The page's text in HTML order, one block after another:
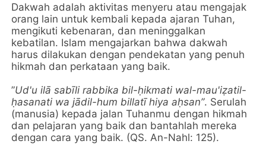
Dakwah adalah aktivitas menyeru atau mengajak
orang lain untuk kembali kepada ajaran Tuhan,
mengikuti kebenaran, dan meninggalkan
kebatilan. Islam mengajarkan bahwa dakwah
harus dilakukan dengan pendekatan yang penuh
hikmah dan perkataan yang baik.
”Ud'u ilā sabīli rabbika bil-ḥikmati wal-mau'iẓatil-
ḥasanati wa jādil-hum billatī hiya aḥsan”. Serulah
(manusia) kepada jalan Tuhanmu dengan hikmah
dan pelajaran yang baik dan bantahlah mereka
dengan cara yang baik. (QS. An-Nahl: 125).